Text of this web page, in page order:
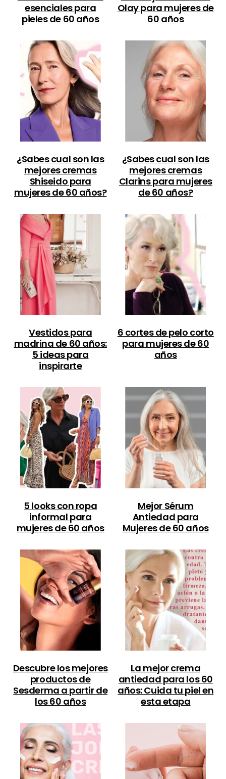
esenciales para
pieles de 60 años
Olay para mujeres de
60 años
¿Sabes cual son las
mejores cremas
Shiseido para
mujeres de 60 años?
¿Sabes cual son las
mejores cremas
Clarins para mujeres
de 60 años?
Vestidos para
madrina de 60 años:
5 ideas para
inspirarte
6 cortes de pelo corto
para mujeres de 60
años
5 looks con ropa
informal para
mujeres de 60 años
Mejor Sérum
Antiedad para
Mujeres de 60 años
Descubre los mejores
productos de
Sesderma a partir de
los 60 años
La mejor crema
antiedad para los 60
años: Cuida tu piel en
esta etapa